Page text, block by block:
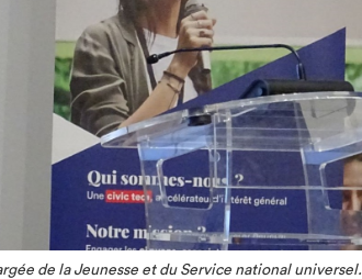
de la Jeunesse et du Service national universel.